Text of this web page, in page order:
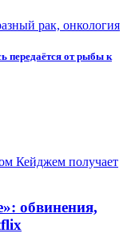
передаётся от рыбы к
обвинения,